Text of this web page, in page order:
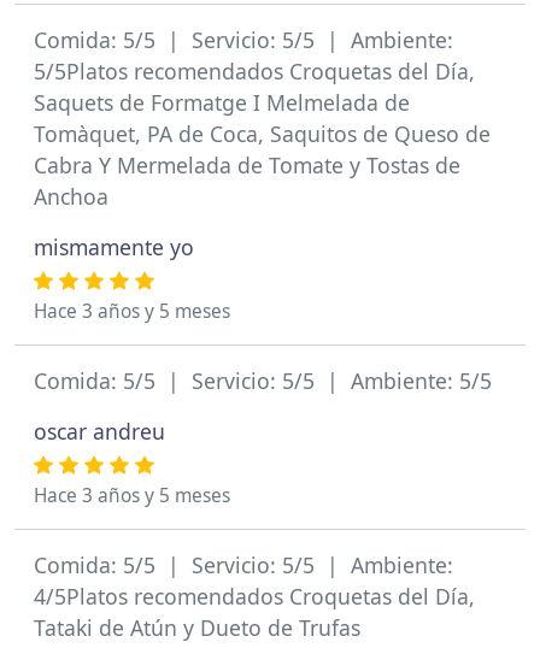
Comida: 5/5 | Servicio: 5/5 | Ambiente:
5/5Platos recomendados Croquetas del Día,
Saquets de Formatge I Melmelada de
Tomàquet, PA de Coca, Saquitos de Queso de
Cabra Y Mermelada de Tomate y Tostas de
Anchoa
mismamente yo
Hace 3 años y 5 meses
Comida: 5/5 | Servicio: 5/5 | Ambiente: 5/5
oscar andreu
Hace 3 años y 5 meses
Comida: 5/5 | Servicio: 5/5 | Ambiente:
4/5Platos recomendados Croquetas del Día,
Tataki de Atún y Dueto de Trufas